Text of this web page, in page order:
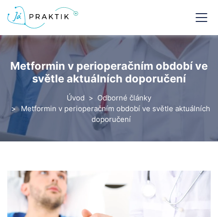
Metformin v perioperačním období ve
světle aktuálních doporučení
Úvod
Odborné články
Metformin v perioperačním období ve světle aktuálních
doporučení